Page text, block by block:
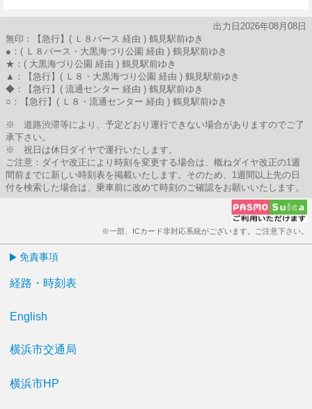
出力日2026年08月08日
無印：【急行】( Ｌ８バース 経由 ) 鶴見駅前ゆき
●：( Ｌ８バース・大黒海づり公園 経由 ) 鶴見駅前ゆき
★：( 大黒海づり公園 経由 ) 鶴見駅前ゆき
▲：【急行】( Ｌ８・大黒海づり公園 経由 ) 鶴見駅前ゆき
◆：【急行】( 流通センター 経由 ) 鶴見駅前ゆき
○：【急行】( Ｌ８・流通センター 経由 ) 鶴見駅前ゆき
※ 道路渋滞等により、予定どおり運行できない場合がありますのでご了
承下さい。
※ 祝日は休日ダイヤで運行いたします。
ご注意：ダイヤ改正により時刻を変更する場合は、概ねダイヤ改正の1週
間前までに新しい時刻表を掲載いたします。そのため、1週間以上先の日
付を検索した場合は、乗車前に改めて時刻のご確認をお願いいたします。
※一部、ICカード非対応系統がございます。ご注意下さい。
免責事項
経路・時刻表
English
横浜市交通局
横浜市HP